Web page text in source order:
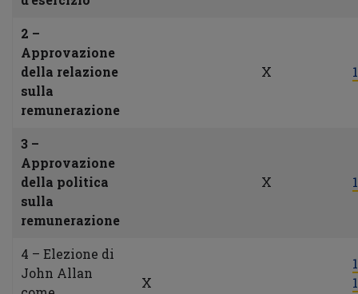
2 –
Approvazione
della relazione
sulla
remunerazione
X
3 –
Approvazione
della politica
sulla
remunerazione
X
4 – Elezione di
John Allan
X